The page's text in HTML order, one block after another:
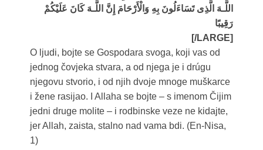
اللَّـهَ الَّذِی تَسَاءَلُونَ بِهِ وَالْأَرْحَامَ إِنَّ اللَّـهَ كَانَ عَلَيْكُمْ
رَقِيبًا
[/LARGE]
O ljudi, bojte se Gospodara svoga, koji vas od
jednog čovjeka stvara, a od njega je i drúgu
njegovu stvorio, i od njih dvoje mnoge muškarce
i žene rasijao. I Allaha se bojte – s imenom Čijim
jedni druge molite – i rodbinske veze ne kidajte,
jer Allah, zaista, stalno nad vama bdi. (En-Nisa,
1)